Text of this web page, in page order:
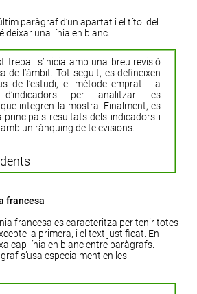
paràgraf d’un apartat i el títol del
deixar una línia en blanc.
s’inicia amb una breu revisió
de l’àmbit. Tot seguit, es defineixen
de l’estudi, el mètode emprat i la
d’indicadors per analitzar les
integren la mostra. Finalment, es
principals resultats dels indicadors i
un rànquing de televisions.
francesa
francesa es caracteritza per tenir totes
la primera, i el text justificat. En
cap línia en blanc entre paràgrafs.
s’usa especialment en les